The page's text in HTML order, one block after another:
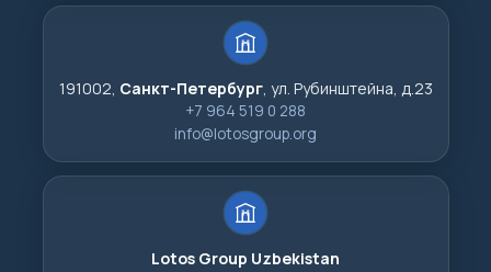
191002, Санкт-Петербург, ул. Рубинштейна, д.23
+7 964 519 0 288
info@lotosgroup.org
Lotos Group Uzbekistan